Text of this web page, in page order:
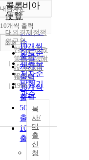
정확도
순
인기도
순
연도순
제목순
저자순
발행기
관순
내림차순
내림차순
10개씩 출력
10개씩
출력
20개씩
출력
30개씩
출력
50개씩
출력
100개씩
출력
조회
콜롬비아
便覽
대외경제정책
연구원
對外經濟政
策硏究院附
設 地域情
報센터
1996
복
사/
대
출
신
청